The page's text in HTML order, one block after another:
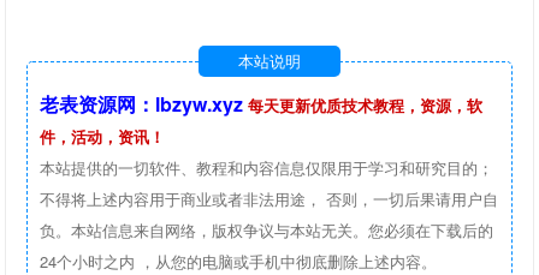
本站说明
老表资源网：lbzyw.xyz 每天更新优质技术教程，资源，软
件，活动，资讯！
本站提供的一切软件、教程和内容信息仅限用于学习和研究目的；
不得将上述内容用于商业或者非法用途， 否则，一切后果请用户自
负。本站信息来自网络，版权争议与本站无关。您必须在下载后的
24个小时之内 ，从您的电脑或手机中彻底删除上述内容。